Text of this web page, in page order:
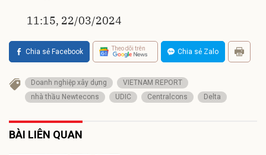
11:15, 22/03/2024
Chia sẻ Facebook Theo dõi trên Chia sẻ Zalo
Doanh nghiệp xây dựng
VIETNAM REPORT
nhà thầu Newtecons
UDIC Centralcons Delta
BÀI LIÊN QUAN